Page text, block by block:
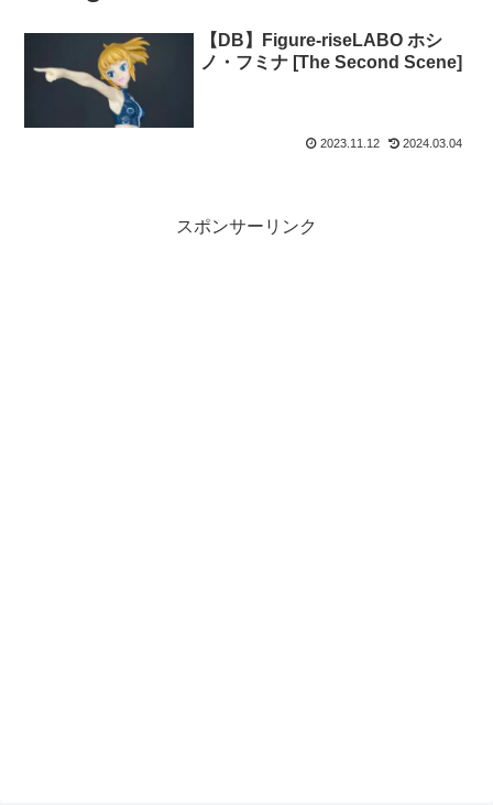
【DB】Figure-riseLABO ホシ
ノ・フミナ [The Second Scene]
2023.11.12 2024.03.04
スポンサーリンク